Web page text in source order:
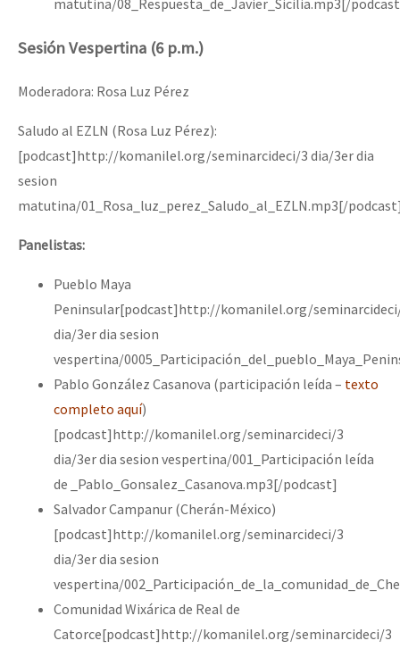
Sesión Vespertina (6 p.m.)
Moderadora: Rosa Luz Pérez
Saludo al EZLN (Rosa Luz Pérez):
[podcast]http://komanilel.org/seminarcideci/3 dia/3er dia
sesion
matutina/01_Rosa_luz_perez_Saludo_al_EZLN.mp3[/
Panelistas:
Pueblo Maya
Peninsular[podcast]http://komanilel.org/
dia/3er dia sesion
vespertina/
Pablo González Casanova (participación leída – texto
completo aquí)
[podcast]http://komanilel.org/seminarcideci/3
dia/3er dia sesion vespertina/001_Participación leída
de _Pablo_Gonsalez_Casanova.mp3[/podcast]
Salvador Campanur (Cherán-México)
[podcast]http://komanilel.org/seminarcideci/3
dia/3er dia sesion
vespertina/
Comunidad Wixárica de Real de
Catorce[podcast]http://komanilel.org/seminarcideci/3